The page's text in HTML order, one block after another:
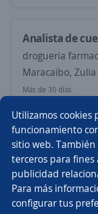
Utilizamos cookies
funcionamiento
sitio web.
terceros para
publicidad
Para más
configurar tus
Analista de
drogueria
Maracaibo, Zulia
Más de 30 días
Anterior
Nuevas
CT App